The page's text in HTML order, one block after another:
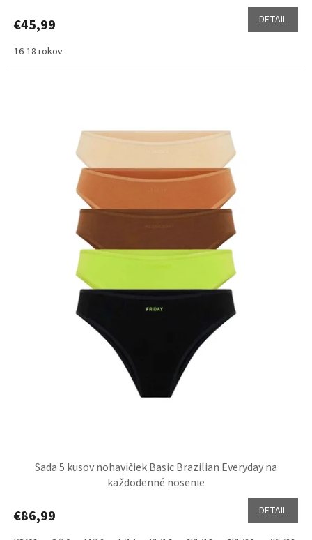
€45,99 DETAIL
16-18 rokov
Sada 5 kusov nohavičiek Basic Brazilian Everyday na
každodenné nosenie
€86,99 DETAIL